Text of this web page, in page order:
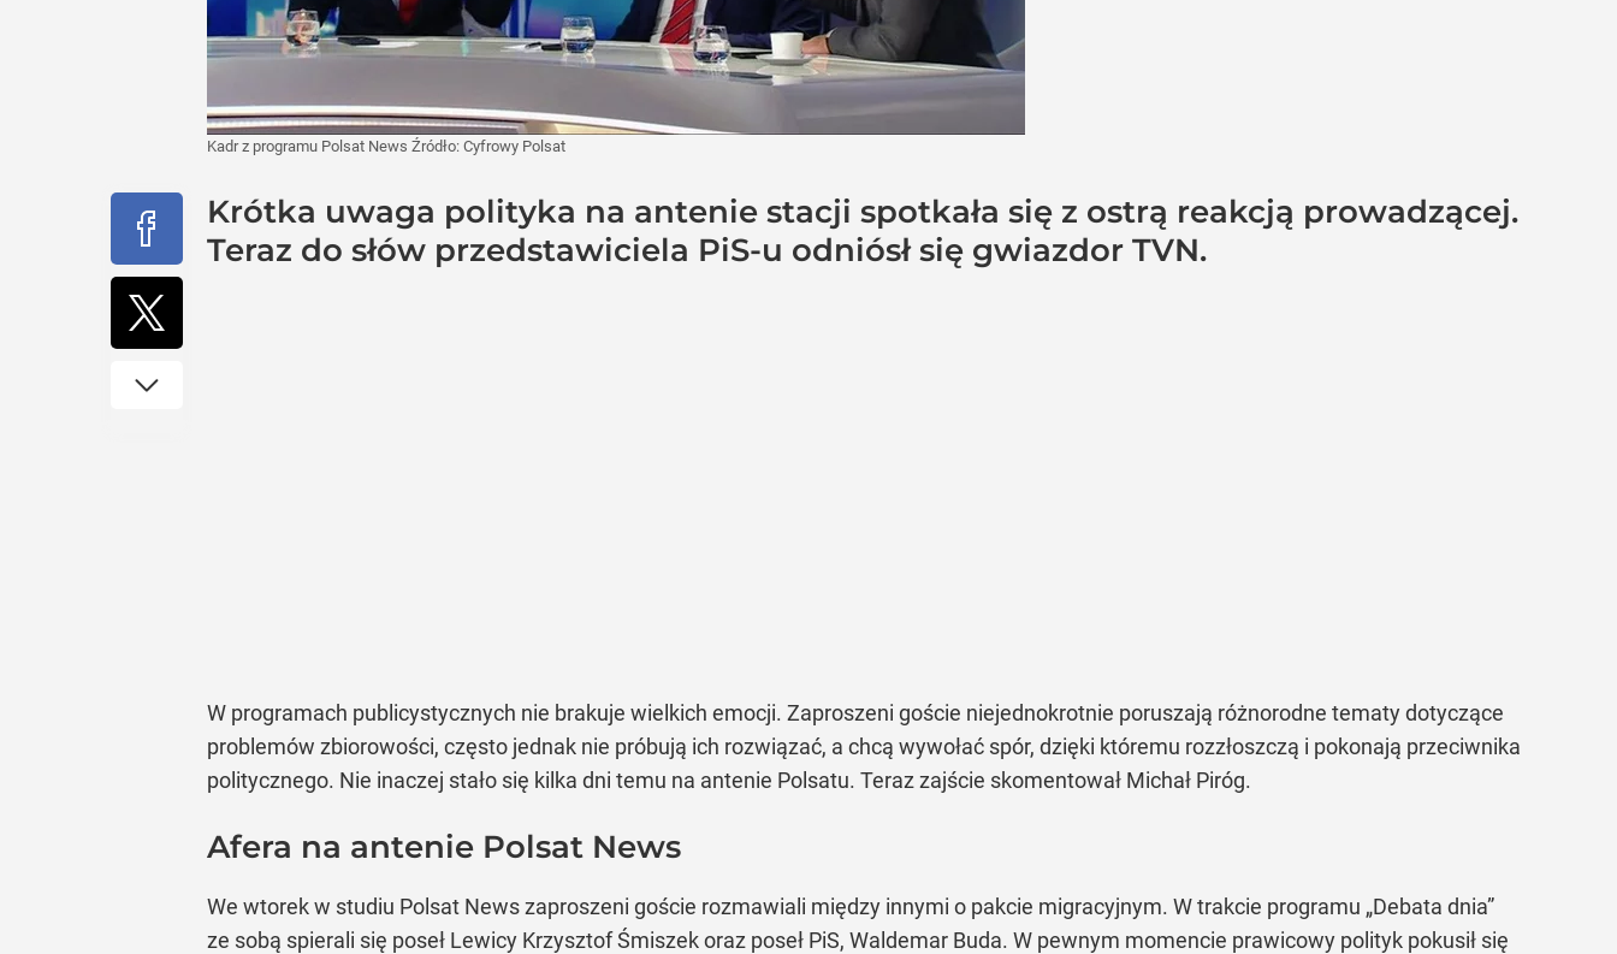
Kadr z programu Polsat News Źródło: Cyfrowy Polsat
Krótka uwaga polityka na antenie stacji spotkała się z ostrą reakcją prowadzącej.
Teraz do słów przedstawiciela PiS-u odniósł się gwiazdor TVN.
W programach publicystycznych nie brakuje wielkich emocji. Zaproszeni goście niejednokrotnie poruszają różnorodne tematy dotyczące
problemów zbiorowości, często jednak nie próbują ich rozwiązać, a chcą wywołać spór, dzięki któremu rozzłoszczą i pokonają przeciwnika
politycznego. Nie inaczej stało się kilka dni temu na antenie Polsatu. Teraz zajście skomentował Michał Piróg.
Afera na antenie Polsat News
We wtorek w studiu Polsat News zaproszeni goście rozmawiali między innymi o pakcie migracyjnym. W trakcie programu „Debata dnia”
ze sobą spierali się poseł Lewicy Krzysztof Śmiszek oraz poseł PiS, Waldemar Buda. W pewnym momencie prawicowy polityk pokusił się